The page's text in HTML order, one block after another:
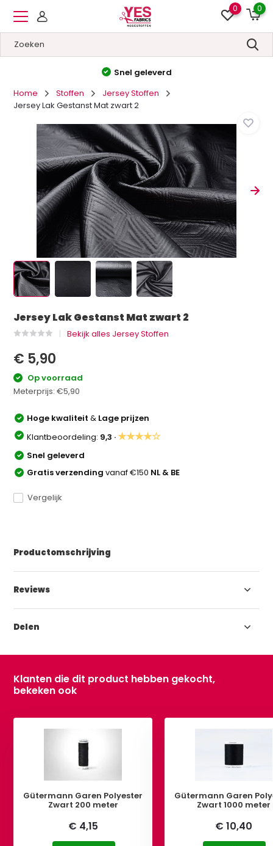
0 0
Hoge kwaliteit&Lage prijzen
Home
Stoffen
Jersey Stoffen
Jersey Lak Gestanst Mat zwart 2
Jersey Lak Gestanst Mat zwart 2
Bekijk alles Jersey Stoffen
€ 5,90
Op voorraad
Meterprijs:€5,90
Hoge kwaliteit& Lage prijzen
Klantbeoordeling: 9,3 ·★★★★☆
Snel geleverd
Gratis verzendingvanaf €150 NL & BE
Vergelijk
Productomschrijving
Reviews
Delen
Klanten die dit product hebben gekocht,
bekeken ook
Gütermann Garen Polyester
Zwart 200 meter
€ 4,15
Gütermann Garen
Zwart 1000 meter
€ 10,40